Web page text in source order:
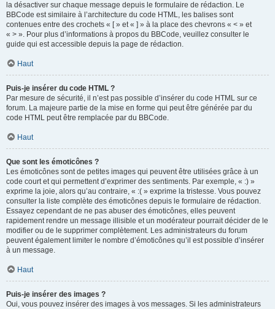
la désactiver sur chaque message depuis le formulaire de rédaction. Le
BBCode est similaire à l’architecture du code HTML, les balises sont
contenues entre des crochets « [ » et « ] » à la place des chevrons « < » et
« > ». Pour plus d’informations à propos du BBCode, veuillez consulter le
guide qui est accessible depuis la page de rédaction.
Haut
Puis-je insérer du code HTML ?
Par mesure de sécurité, il n’est pas possible d’insérer du code HTML sur ce
forum. La majeure partie de la mise en forme qui peut être générée par du
code HTML peut être remplacée par du BBCode.
Haut
Que sont les émoticônes ?
Les émoticônes sont de petites images qui peuvent être utilisées grâce à un
code court et qui permettent d’exprimer des sentiments. Par exemple, « :) »
exprime la joie, alors qu’au contraire, « :( » exprime la tristesse. Vous pouvez
consulter la liste complète des émoticônes depuis le formulaire de rédaction.
Essayez cependant de ne pas abuser des émoticônes, elles peuvent
rapidement rendre un message illisible et un modérateur pourrait décider de le
modifier ou de le supprimer complètement. Les administrateurs du forum
peuvent également limiter le nombre d’émoticônes qu’il est possible d’insérer
à un message.
Haut
Puis-je insérer des images ?
Oui, vous pouvez insérer des images à vos messages. Si les administrateurs